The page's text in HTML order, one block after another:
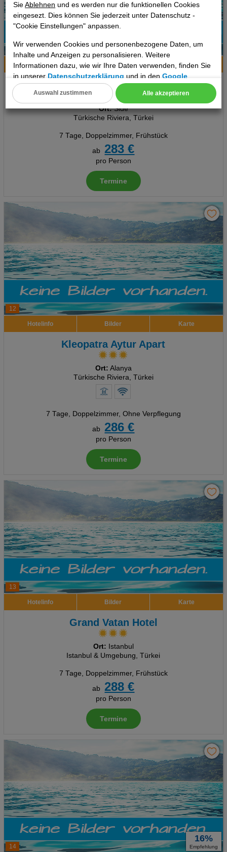
SieAblehnen und es werden nur die funktionellen Cookies
eingesezt. Dies können Sie jederzeit unter Datenschutz -
"Cookie Einstellungen" anpassen.
Wir verwenden Cookies und personenbezogene Daten, um
Inhalte und Anzeigen zu personalisieren. Weitere
Informationen dazu, wie wir Ihre Daten verwenden, finden Sie
in unsererDatenschutzerklärung und in denGoogle
Datenschutz- und Nutzungsbedingungen
Cookie Einstellungen
Technische Cookies
Erweiterte Einstellungen
Alle akzeptieren
Auswahl zustimmen
77%
Empfehlung
Hotelinfo Bilder Karte
Orient Apart Otel
Ort:Side
Türkische Riviera, Türkei
7 Tage, Doppelzimmer, Frühstück
ab
283 €
pro Person
Termine
12
Hotelinfo Bilder Karte
Kleopatra Aytur Apart
Ort: Alanya
Türkische Riviera, Türkei
7 Tage, Doppelzimmer, Ohne Verpflegung
ab
286 €
pro Person
Termine
13
Hotelinfo Bilder Karte
Grand Vatan Hotel
Ort: Istanbul
Istanbul & Umgebung, Türkei
7 Tage, Doppelzimmer, Frühstück
ab
288 €
pro Person
Termine
14
16%
Empfehlung